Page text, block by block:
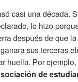
casi una década.
lo hizo
después de que
sus terceras
huella. Por ejemplo,
de